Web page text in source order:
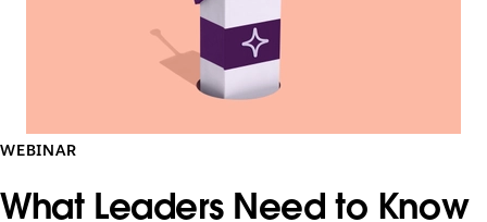
WEBINAR
What Leaders Need to Know